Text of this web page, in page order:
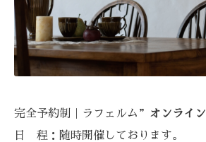
完全予約制｜ラフェルム” オンライン
日 程：随時開催しております。